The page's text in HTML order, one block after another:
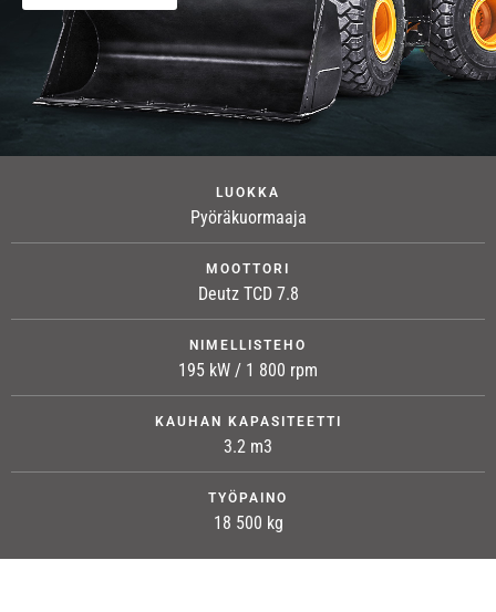
LUOKKA
Pyöräkuormaaja
MOOTTORI
Deutz TCD 7.8
NIMELLISTEHO
195 kW / 1 800 rpm
KAUHAN KAPASITEETTI
3.2 m3
TYÖPAINO
18 500 kg